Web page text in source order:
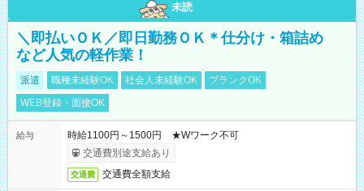
未読
＼即払いＯＫ／即日勤務ＯＫ＊仕分け・箱詰め
など人気の軽作業！
派遣 職種未経験OK 社会人未経験OK
ブランクOK
WEB登録・面接OK
給与
時給1100円～1500円 ★Wワーク不可
交通費別途支給あり
交通費 交通費全額支給